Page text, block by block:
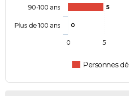
5
0
Personnes
90-100 ans
Plus de 100 ans
0 5